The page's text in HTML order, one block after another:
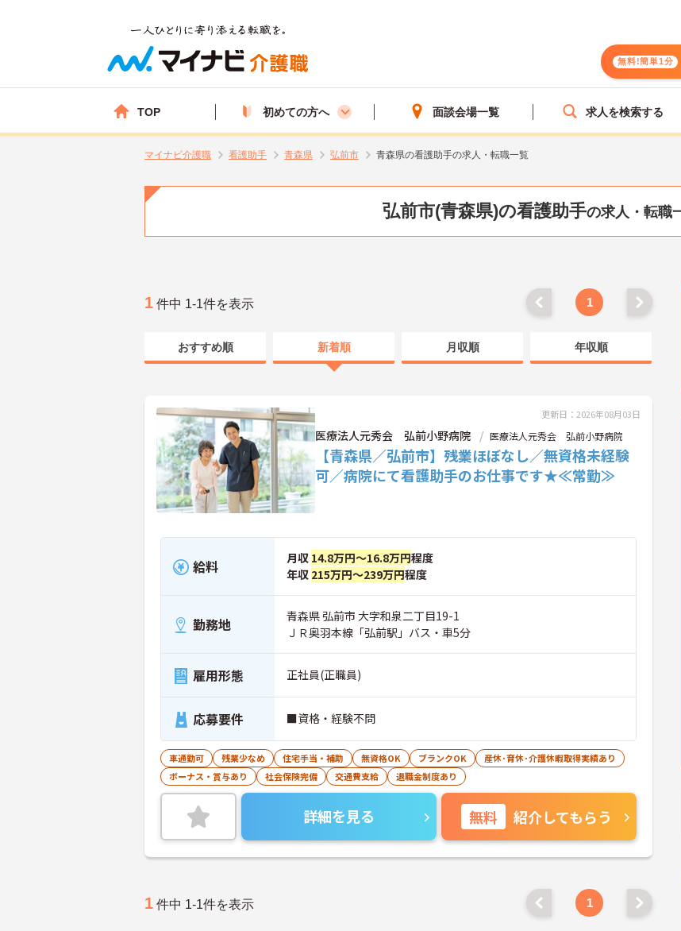
無料!簡単1分
TOP 初めての方へ 面談会場一覧 求人を検索する
マイナビ介護職 看護助手 青森県 弘前市 青森県の看護助手の求人・転職一覧
弘前市(青森県)の看護助手の求人・転職
1 件中 1-1件を表示 1
おすすめ順 新着順 月収順 年収順
更新日：2026年08月03日
医療法人元秀会 弘前小野病院 医療法人元秀会 弘前小野病院
【青森県／弘前市】残業ほぼなし／無資格未経験
可／病院にて看護助手のお仕事です★≪常勤≫
給料 月収 14.8万円～16.8万円程度
年収 215万円～239万円程度
勤務地
青森県 弘前市 大字和泉二丁目19-1
ＪＲ奥羽本線「弘前駅」バス・車5分
雇用形態 正社員(正職員)
応募要件 ■資格・経験不問
車通勤可 残業少なめ 住宅手当・補助 無資格OK ブランクOK
産休･育休･介護休暇取得実績あり
ボーナス・賞与あり
社会保険完備 交通費支給 退職金制度あり
詳細を見る 無料 紹介してもらう
1 件中 1-1件を表示 1